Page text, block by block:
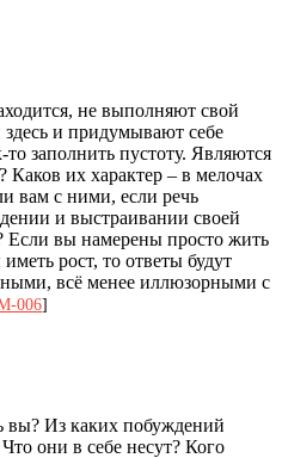
не выполняют свой
и придумывают себе
заполнить пустоту. Являются
их характер – в мелочах
вам с ними, если речь
и выстраивании своей
Если вы намерены просто жить
рост, то ответы будут
всё менее иллюзорными с
006]
вы? Из каких побуждений
они в себе несут? Кого